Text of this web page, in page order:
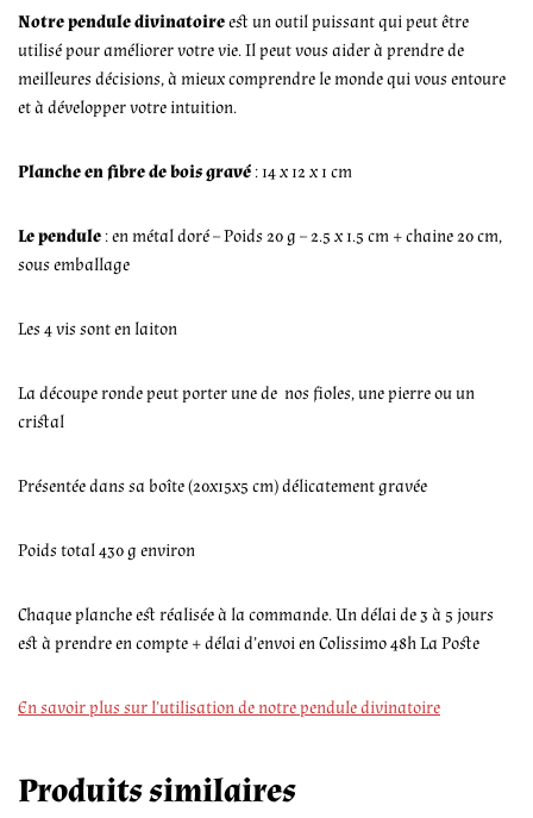
Notre pendule divinatoireest un outil puissant qui peut être
utilisé pour améliorer votre vie. Il peut vous aider à prendre de
meilleures décisions, à mieux comprendre le monde qui vous entoure
et à développer votre intuition.
Planche en fibre de bois gravé : 14 x 12 x 1 cm
Le pendule : en métal doré – Poids 20 g – 2.5 x 1.5 cm + chaine 20 cm,
sous emballage
Les 4 vis sont en laiton
La découpe ronde peut porter une de nos fioles, une pierre ou un
cristal
Présentée dans sa boîte (20x15x5 cm) délicatement gravée
Poids total 430 g environ
Chaque planche est réalisée à la commande. Un délai de 3 à 5 jours
est à prendre en compte + délai d’envoi en Colissimo 48h La Poste
En savoir plus sur l’utilisation de notre pendule divinatoire
Produits similaires